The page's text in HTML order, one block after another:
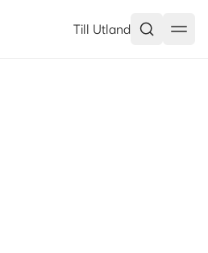
Till Utland